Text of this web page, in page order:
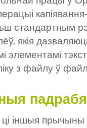
стандартным
якія
элементамі
з файлу ў
ці іншыя